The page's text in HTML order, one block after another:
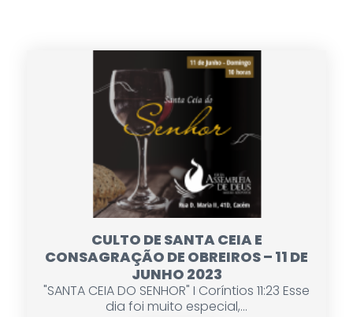
CULTO DE SANTA CEIA E
CONSAGRAÇÃO DE OBREIROS – 11 DE
JUNHO 2023
"SANTA CEIA DO SENHOR" I Coríntios 11:23 Esse
dia foi muito especial,...